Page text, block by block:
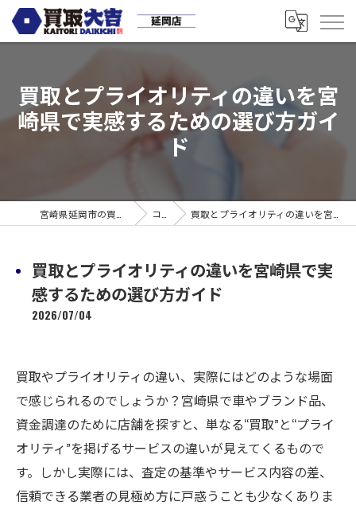
買取とプライオリティの違いを宮
崎県で実感するための選び方ガイ
ド
コラム 買取とプライオリティの違いを宮崎県で実感するための選び方ガイド
買取とプライオリティの違いを宮崎県で実
感するための選び方ガイド
2026/07/04
買取やプライオリティの違い、実際にはどのような場面
で感じられるのでしょうか？宮崎県で車やブランド品、
資金調達のために店舗を探すと、単なる“買取”と“プライ
オリティ”を掲げるサービスの違いが見えてくるもので
す。しかし実際には、査定の基準やサービス内容の差、
信頼できる業者の見極め方に戸惑うことも少なくありま